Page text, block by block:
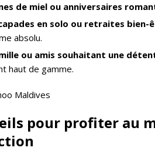
de miel ou anniversaires
en solo ou retraites bien-
absolu.
ou amis souhaitant une
haut de gamme.
pour profiter au